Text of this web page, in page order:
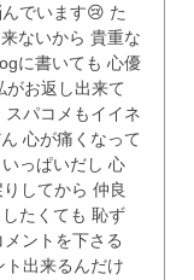
でいます😢 た
ないから 貴重な
に書いても 心優
がお返し出来て
パコメもイイネ
心が痛くなって
っぱいだし 心
してから 仲良
たくても 恥ず
ントを下さる
出来るんだけ